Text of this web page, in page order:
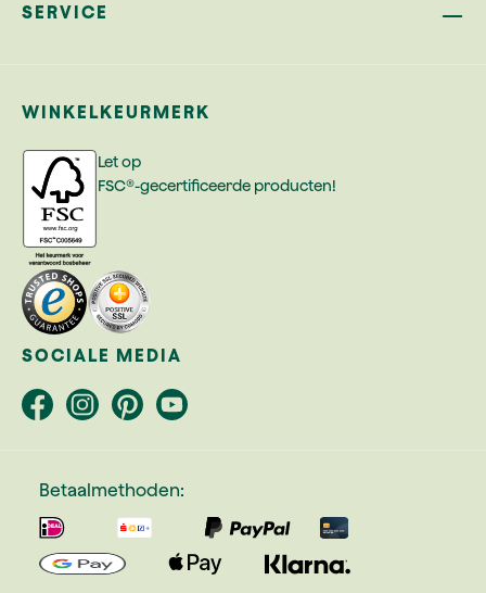
SERVICE
WINKELKEURMERK
Let op
FSC®-gecertificeerde producten!
SOCIALE MEDIA
Betaalmethoden: